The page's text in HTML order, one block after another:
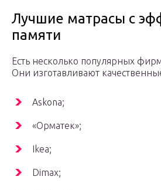
Лучшие матрасы с
памяти
Есть несколько популярных
Они изготавливают
Askona;
«Орматек»;
Ikea;
Dimax;